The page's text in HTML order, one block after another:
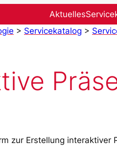
Aktuelles
> Servicekatalog >
zur Erstellung interaktiver